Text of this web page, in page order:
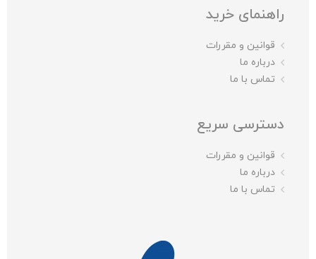
راهنمای خرید
قوانین و مقررات
درباره ما
تماس با ما
دسترسی سریع
قوانین و مقررات
درباره ما
تماس با ما